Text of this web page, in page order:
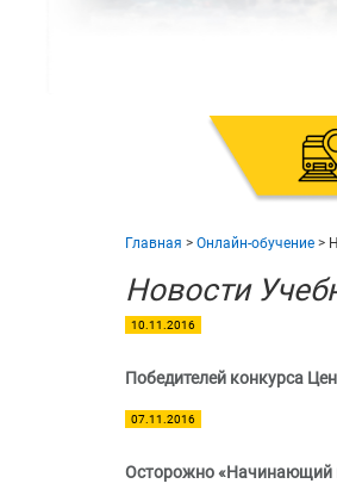
Главная > Онлайн-обучение >
Новости
10.11.2016
Победителей конкурса
07.11.2016
Осторожно «Начинающий